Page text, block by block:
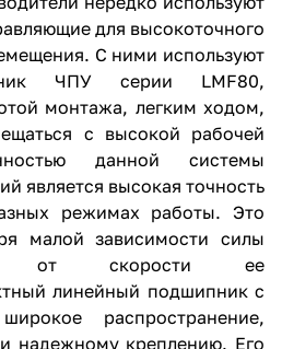
для высокоточного
С ними используют
ЧПУ серии LMF80,
монтажа, легким ходом,
с высокой рабочей
данной системы
является высокая точность
режимах работы. Это
малой зависимости силы
от скорости ее
линейный подшипник с
распространение,
надежному креплению. Его